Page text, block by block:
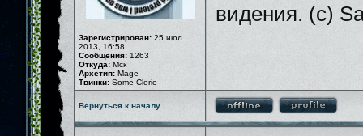
Зарегистрирован: 25 июл
2013, 16:58
Сообщения: 1263
Откуда: Мск
Архетип: Mage
Твинки: Some Cleric
видения. (с)
Вернуться к началу